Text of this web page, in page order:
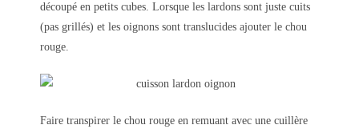
découpé en petits cubes. Lorsque les lardons sont juste cuits
(pas grillés) et les oignons sont translucides ajouter le chou
rouge.
Faire transpirer le chou rouge en remuant avec une cuillère